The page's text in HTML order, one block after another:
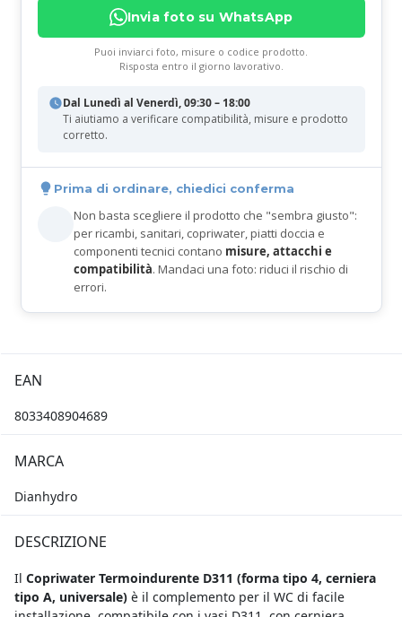
Invia foto su WhatsApp
Puoi inviarci foto, misure o codice prodotto.
Risposta entro il giorno lavorativo.
Dal Lunedì al Venerdì, 09:30 – 18:00
Ti aiutiamo a verificare compatibilità, misure e prodotto
corretto.
Prima di ordinare, chiedici conferma
Non basta scegliere il prodotto che "sembra giusto":
per ricambi, sanitari, copriwater, piatti doccia e
componenti tecnici contano misure, attacchi e
compatibilità. Mandaci una foto: riduci il rischio di
errori.
EAN
8033408904689
MARCA
Dianhydro
DESCRIZIONE
Il Copriwater Termoindurente D311 (forma tipo 4, cerniera
tipo A, universale) è il complemento per il WC di facile